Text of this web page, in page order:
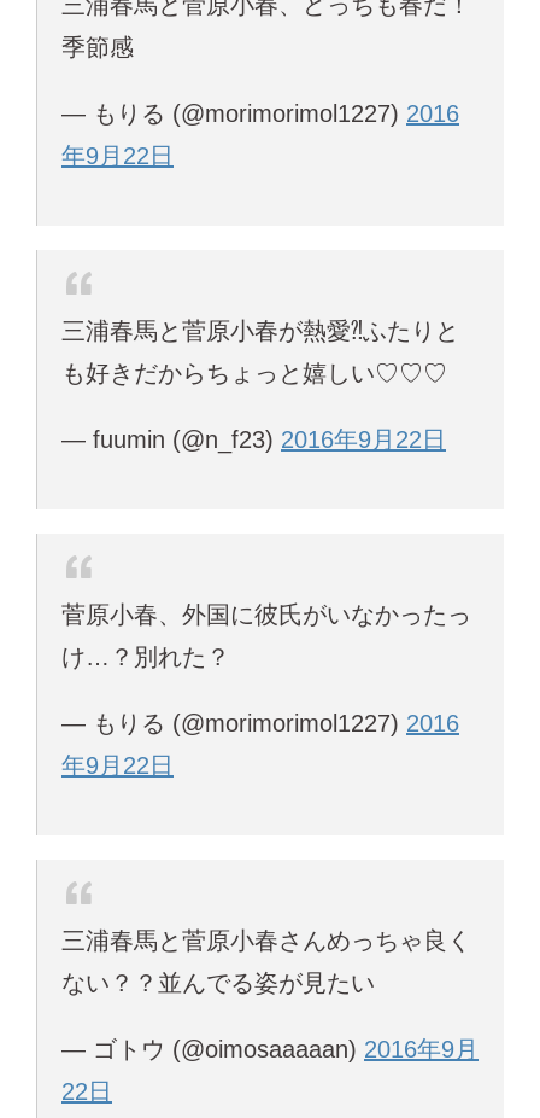
季節感
— もりる (@morimorimol1227) 2016
年9月22日
三浦春馬と菅原小春が熱愛⁈ふたりと
も好きだからちょっと嬉しい♡♡♡
— fuumin (@n_f23) 2016年9月22日
菅原小春、外国に彼氏がいなかったっ
け…？別れた？
— もりる (@morimorimol1227) 2016
年9月22日
三浦春馬と菅原小春さんめっちゃ良く
ない？？並んでる姿が見たい
— ゴトウ (@oimosaaaaan) 2016年9月
22日